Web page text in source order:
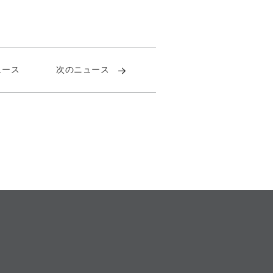
ス 次のニュース